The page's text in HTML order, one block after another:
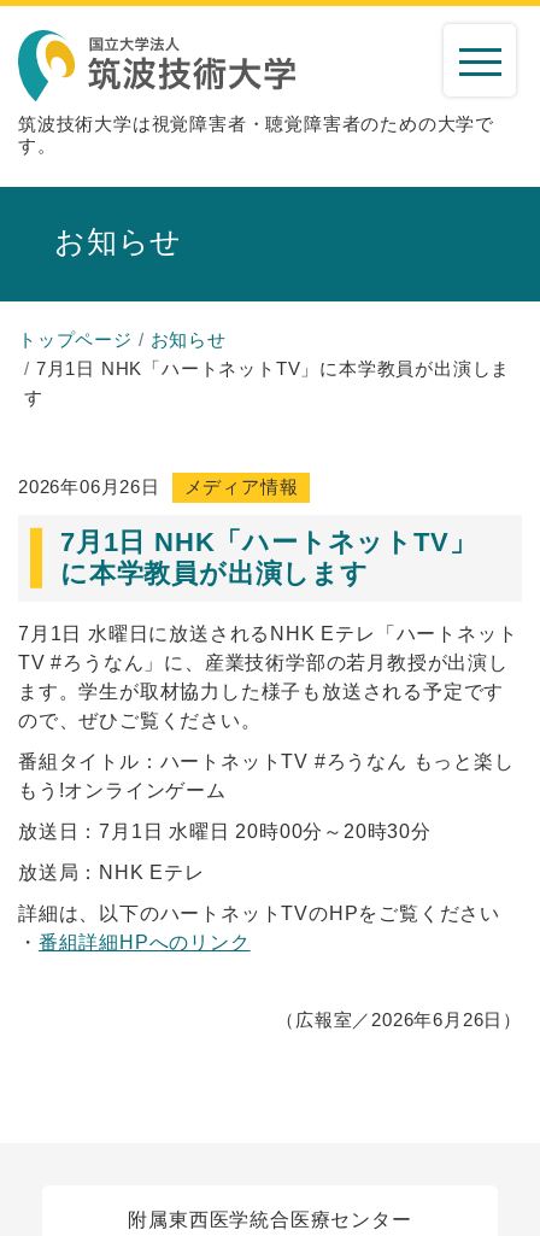
筑波技術大学は視覚障害者・聴覚障害者のための大学で
す。
お知らせ
トップページ
お知らせ
7月1日 NHK「ハートネットTV」に本学教員が出演しま
す
2026年06月26日 メディア情報
7月1日 NHK「ハートネットTV」
に本学教員が出演します
7月1日 水曜日に放送されるNHK Eテレ「ハートネット
TV #ろうなん」に、産業技術学部の若月教授が出演し
ます。学生が取材協力した様子も放送される予定です
ので、ぜひご覧ください。
番組タイトル：ハートネットTV #ろうなん もっと楽し
もう!オンラインゲーム
放送日：7月1日 水曜日 20時00分～20時30分
放送局：NHK Eテレ
詳細は、以下のハートネットTVのHPをご覧ください
・ 番組詳細HPへのリンク
（広報室／2026年6月26日）
附属東西医学統合医療センター